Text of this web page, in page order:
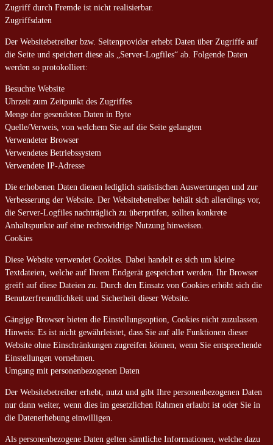
Zugriff durch Fremde ist nicht realisierbar.
Zugriffsdaten
Der Websitebetreiber bzw. Seitenprovider erhebt Daten über Zugriffe auf
die Seite und speichert diese als „Server-Logfiles“ ab. Folgende Daten
werden so protokolliert:
Besuchte Website
Uhrzeit zum Zeitpunkt des Zugriffes
Menge der gesendeten Daten in Byte
Quelle/Verweis, von welchem Sie auf die Seite gelangten
Verwendeter Browser
Verwendetes Betriebssystem
Verwendete IP-Adresse
Die erhobenen Daten dienen lediglich statistischen Auswertungen und zur
Verbesserung der Website. Der Websitebetreiber behält sich allerdings vor,
die Server-Logfiles nachträglich zu überprüfen, sollten konkrete
Anhaltspunkte auf eine rechtswidrige Nutzung hinweisen.
Cookies
Diese Website verwendet Cookies. Dabei handelt es sich um kleine
Textdateien, welche auf Ihrem Endgerät gespeichert werden. Ihr Browser
greift auf diese Dateien zu. Durch den Einsatz von Cookies erhöht sich die
Benutzerfreundlichkeit und Sicherheit dieser Website.
Gängige Browser bieten die Einstellungsoption, Cookies nicht zuzulassen.
Hinweis: Es ist nicht gewährleistet, dass Sie auf alle Funktionen dieser
Website ohne Einschränkungen zugreifen können, wenn Sie entsprechende
Einstellungen vornehmen.
Umgang mit personenbezogenen Daten
Der Websitebetreiber erhebt, nutzt und gibt Ihre personenbezogenen Daten
nur dann weiter, wenn dies im gesetzlichen Rahmen erlaubt ist oder Sie in
die Datenerhebung einwilligen.
Als personenbezogene Daten gelten sämtliche Informationen, welche dazu